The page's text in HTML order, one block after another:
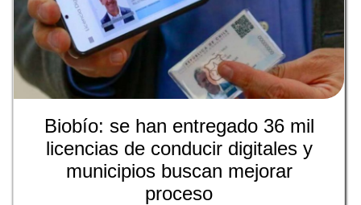
Biobío: se han entregado 36 mil
licencias de conducir digitales y
municipios buscan mejorar
proceso